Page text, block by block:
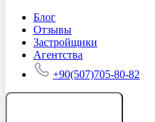
Блог
Отзывы
Застройщики
Агентства
+90(507)705-80-82